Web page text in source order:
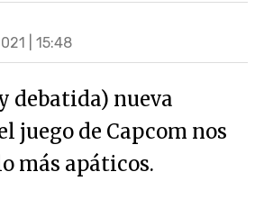
| 15:48
debatida) nueva
juego de Capcom nos
más apáticos.